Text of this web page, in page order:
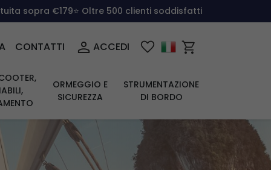
sopra €179⭐ Oltre 500 clienti soddisfatti
CONTATTI ACCEDI
ORMEGGIO E
SICUREZZA
STRUMENTAZIONE
DI BORDO